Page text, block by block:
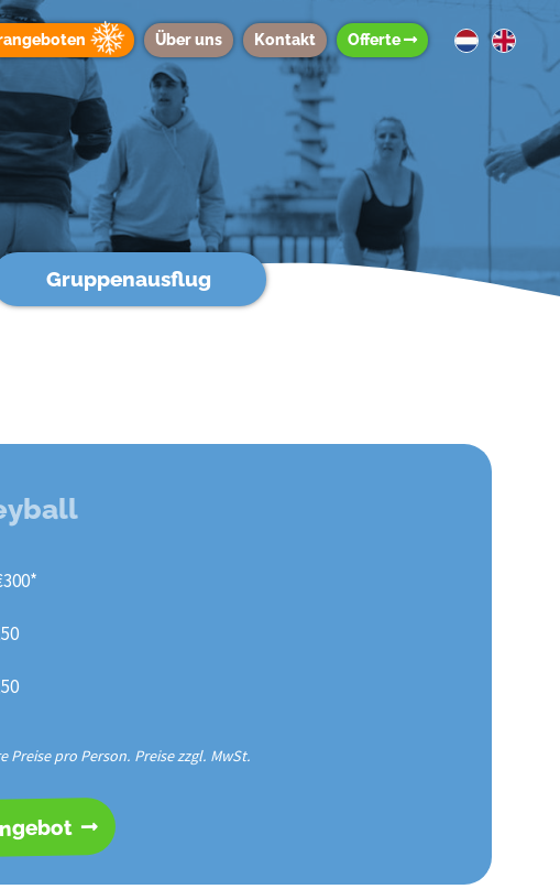
Über uns Kontakt Offerte
Gruppenausflug
Preise pro Person. Preise zzgl. MwSt.